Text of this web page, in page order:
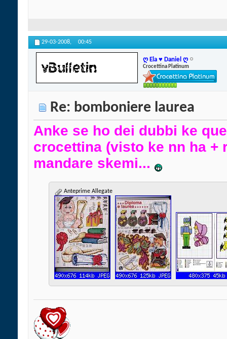
29-03-2008, 00:45
ღ Ela ♥ Daniel ღ
Crocettina Platinum
Re: bomboniere laurea
Anke se ho dei dubbi ke
crocettina (visto ke nn ha
mandare skemi...
Anteprime Allegate